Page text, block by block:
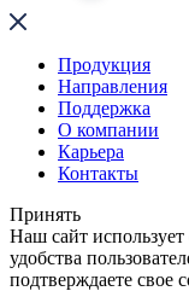
Продукция
Направления
Поддержка
О компании
Карьера
Контакты
Принять
Наш сайт
удобства
подтверждаете свое